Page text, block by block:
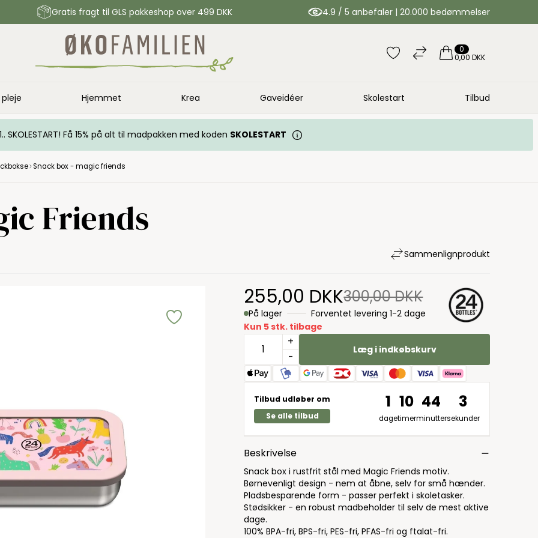
Gratis fragt til GLS pakkeshop over 499 DKK 4.9 / 5 anbefaler | 20.000 bedømmelser
0
0,00 DKK
Hjemmet Krea Gaveidéer Skolestart Tilbud
SKOLESTART! Få 15% på alt til madpakken med koden SKOLESTART
Snack box - magic friends
Friends
Sammenlignprodukt
255,00 DKK300,00 DKK
På lager
Forventet levering 1-2 dage
Kun 5 stk. tilbage
+
-
Læg i indkøbskurv
Tilbud udløber om
Se alle tilbud
1
dage
10
timer
44
minutter
2
sekunder
Beskrivelse
Snack box i rustfrit stål med Magic Friends motiv.
Børnevenligt design - nem at åbne, selv for små hænder.
Pladsbesparende form - passer perfekt i skoletasker.
Stødsikker - en robust madbeholder til selv de mest aktive
dage.
100% BPA-fri, BPS-fri, PES-fri, PFAS-fri og ftalat-fri.